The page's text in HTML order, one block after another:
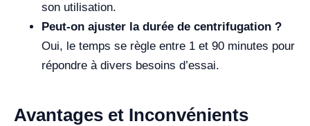
son utilisation.
Peut-on ajuster la durée de centrifugation ?
Oui, le temps se règle entre 1 et 90 minutes pour
répondre à divers besoins d’essai.
Avantages et Inconvénients